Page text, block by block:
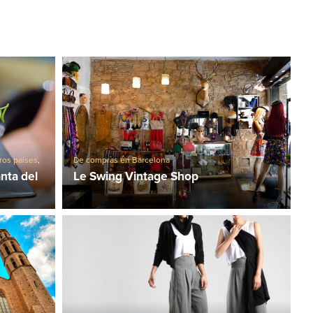
países,
del
De compras en Barcelona
Le Swing Vintage Shop